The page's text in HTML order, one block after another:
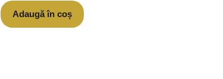
Adaugă în coș